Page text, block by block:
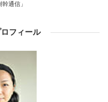
通信」
フィール